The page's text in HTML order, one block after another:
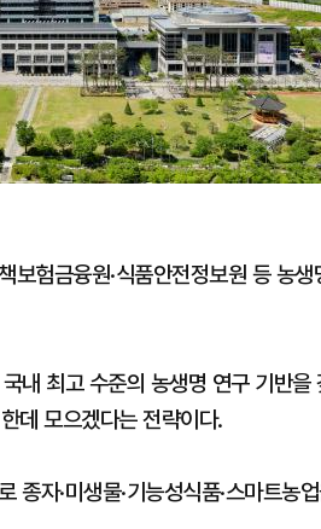
보험금융원·식품안전정보원 등 농
내 최고 수준의 농생명 연구 기반
데 모으겠다는 전략이다.
자·미생물·기능성식품·스마트농